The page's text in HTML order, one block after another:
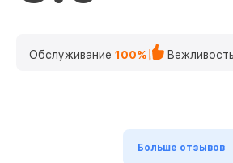
Обслуживание 100%
Больше отзывов